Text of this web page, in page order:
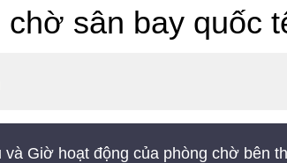
chờ sân bay quốc
và Giờ hoạt động của phòng chờ bên